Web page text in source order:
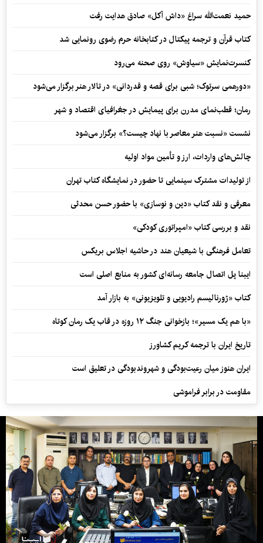
حمید نعمت‌‏الله سراغ «داش آکل» صادق هدایت رفت
کتاب قرآن و ترجمه پیکتال در کتابخانه حرم رضوی رونمایی شد
کنسرت‌نمایش «سیاوش» روی صحنه می‌رود
«دورهمی سرتوک؛ شبی برای قصه و قدردانی» در تالار هنر برگزار می‌شود
رمان؛ قطب‌نمای مدرن برای پیمایش در جغرافیای اقتصاد و شهر
نشست «نسبت هنر معاصر با نهاد چیست؟» برگزار می‌شود
چالش‌های واردات، ارز و تأمین مواد اولیه
از تولیدات مشترک سینمایی تا حضور در نمایشگاه کتاب تهران
معرفی و نقد کتاب «دین و نوسازی» با حضور حسن محدثی
نقد و بررسی کتاب «امپراتوری کودکی»
تعامل فرهنگی با شیعیان هند در حاشیه اجلاس بریکس
ایبنا پل اتصال جامعه رسانه‌ای کشور به منابع اصلی است
کتاب «ژورنالیسم رادیویی و تلویزیونی» به بازار آمد
«با هم یک مسیر»؛ بازخوانی جنگ ۱۲ روزه در قاب یک رمان کوتاه
تاریخ ایران با ترجمه کریم کشاورز
ایران هنوز میان رعیت‌بودگی و شهروندبودگی در تعلیق است
مقاومت در برابر فراموشی